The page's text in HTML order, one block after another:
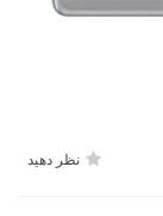
نظر دهید